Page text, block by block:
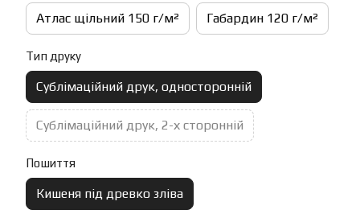
Атлас щільний 150 г/м² Габардин 120 г/м²
Тип друку
Сублімаційний друк, односторонній
Сублімаційний друк, 2-х сторонній
Пошиття
Кишеня під древко зліва